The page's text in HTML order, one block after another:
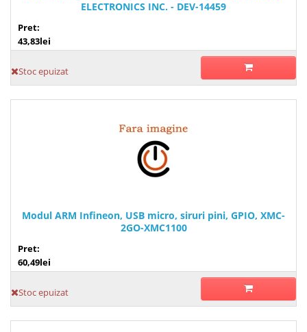
ELECTRONICS INC. - DEV-14459
Pret:
43,83lei
Stoc epuizat
Modul ARM Infineon, USB micro, siruri pini, GPIO, XMC-
2GO-XMC1100
Pret:
60,49lei
Stoc epuizat